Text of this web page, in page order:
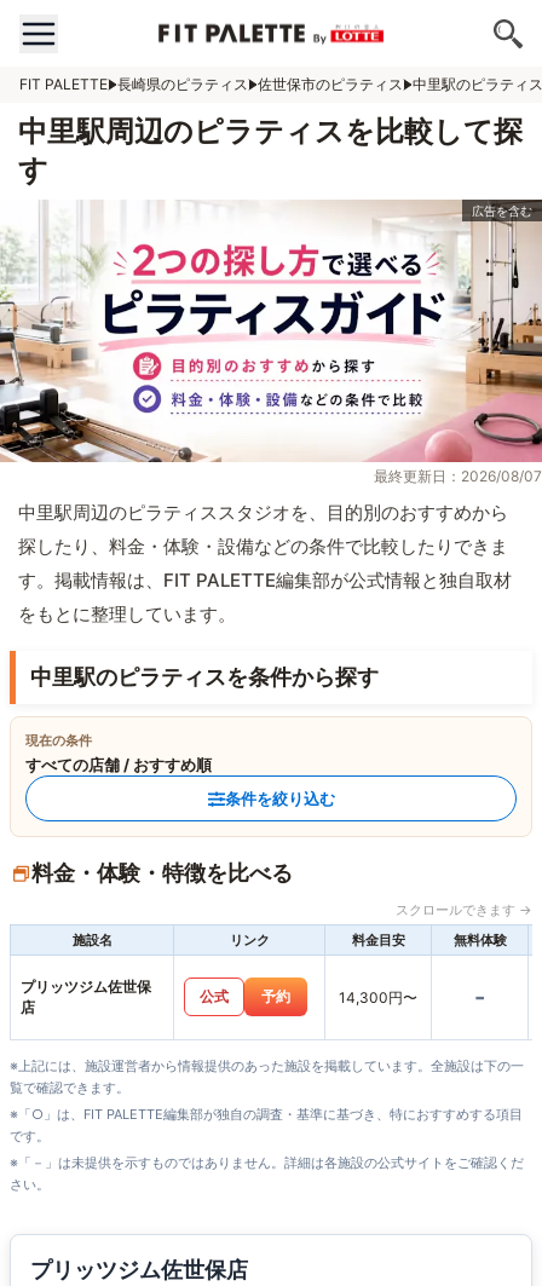
FIT PALETTE 長崎県のピラティス 佐世保市のピラティス 中里駅のピラティス
中里駅周辺のピラティスを比較して探
す
最終更新日：2026/08/07
中里駅周辺のピラティススタジオを、目的別のおすすめから
探したり、料金・体験・設備などの条件で比較したりできま
す。掲載情報は、FIT PALETTE編集部が公式情報と独自取材
をもとに整理しています。
中里駅のピラティスを条件から探す
現在の条件
すべての店舗 / おすすめ順
条件を絞り込む
料金・体験・特徴を比べる
スクロールできます →
施設名
リンク 料金目安 無料体験
プリッツジム佐世保
店
公式 予約 14,300円〜 -
※上記には、施設運営者から情報提供のあった施設を掲載しています。全施設は下の一
覧で確認できます。
※「○」は、FIT PALETTE編集部が独自の調査・基準に基づき、特におすすめする項目
です。
※「－」は未提供を示すものではありません。詳細は各施設の公式サイトをご確認くだ
さい。
プリッツジム佐世保店